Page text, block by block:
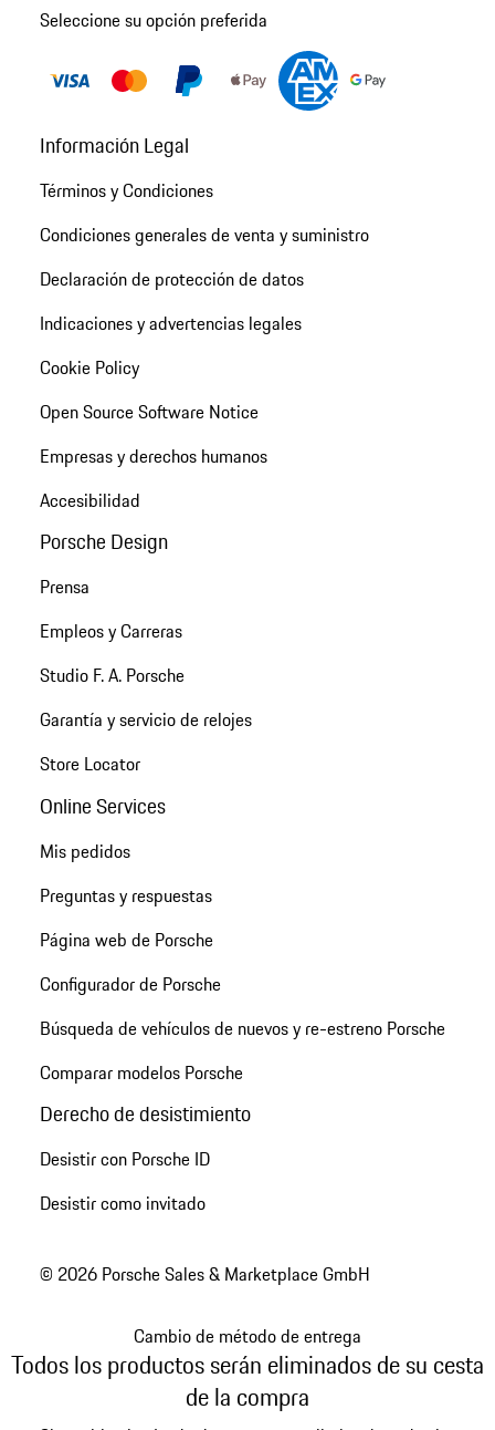
Seleccione su opción preferida
Información Legal
Términos y Condiciones
Condiciones generales de venta y suministro
Declaración de protección de datos
Indicaciones y advertencias legales
Cookie Policy
Open Source Software Notice
Empresas y derechos humanos
Accesibilidad
Porsche Design
Prensa
Empleos y Carreras
Studio F. A. Porsche
Garantía y servicio de relojes
Store Locator
Online Services
Mis pedidos
Preguntas y respuestas
Página web de Porsche
Configurador de Porsche
Búsqueda de vehículos de nuevos y re-estreno Porsche
Comparar modelos Porsche
Derecho de desistimiento
Desistir con Porsche ID
Desistir como invitado
© 2026 Porsche Sales & Marketplace GmbH
Cambio de método de entrega
Todos los productos serán eliminados de su cesta
de la compra